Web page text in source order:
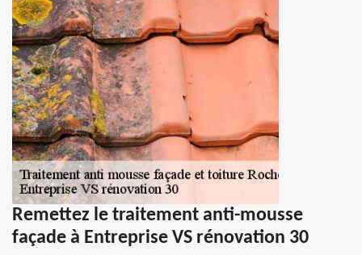
Remettez le traitement anti-mousse
façade à Entreprise VS rénovation 30